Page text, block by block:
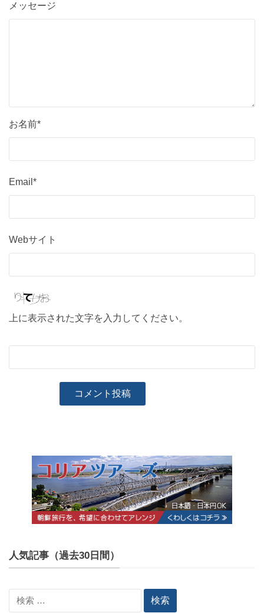
メッセージ
お名前*
Email*
Webサイト
上に表示された文字を入力してください。
人気記事（過去30日間）